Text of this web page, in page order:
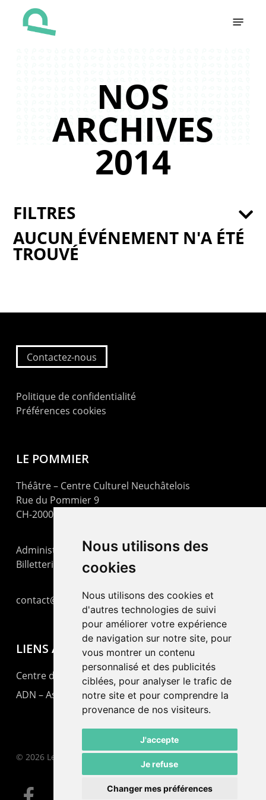
Nous utilisons des
cookies
Nous utilisons des cookies et
d'autres technologies de suivi
pour améliorer votre expérience
de navigation sur notre site, pour
vous montrer un contenu
personnalisé et des publicités
ciblées, pour analyser le trafic de
notre site et pour comprendre la
provenance de nos visiteurs.
J'accepte
Je refuse
Changer mes préférences
NOS
ARCHIVES
2014
AUCUN ÉVÉNEMENT N'A ÉTÉ
TROUVÉ
FILTRES
Contactez-nous
Politique de confidentialité
Préférences cookies
LE POMMIER
Théâtre – Centre Culturel Neuchâtelois
Rue du Pommier 9
CH-2000 Neuchâtel
Administration : +41 32 725 03 03
Billetterie : +41 32 725 05 05
contact@lepommier.ch
LIENS AMIS
Centre de culture ABC
ADN – Association Danse Neuchâtel
© 2026 Le Pommier.
facebook email